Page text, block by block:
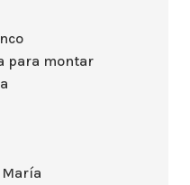
para montar